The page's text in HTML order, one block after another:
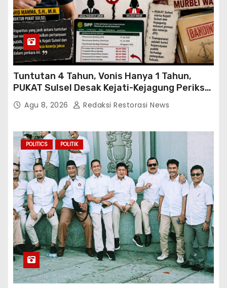
Tuntutan 4 Tahun, Vonis Hanya 1 Tahun,
PUKAT Sulsel Desak Kejati-Kejagung Periksa
JPU Murbei Wajo
Agu 8, 2026 Redaksi Restorasi News
POLITICS POLITIK